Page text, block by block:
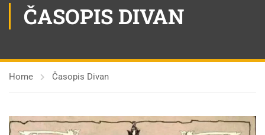
ČASOPIS DIVAN
Home Časopis Divan